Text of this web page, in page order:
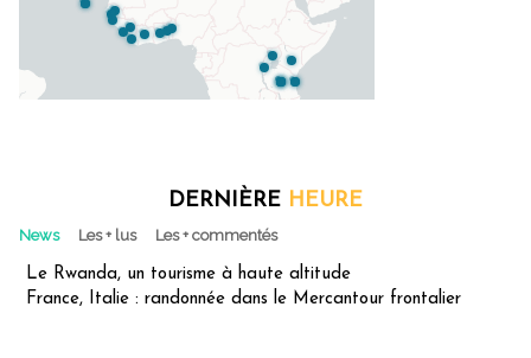
DERNIÈRE HEURE
News Les + lus Les + commentés
Le Rwanda, un tourisme à haute altitude
France, Italie : randonnée dans le Mercantour frontalier